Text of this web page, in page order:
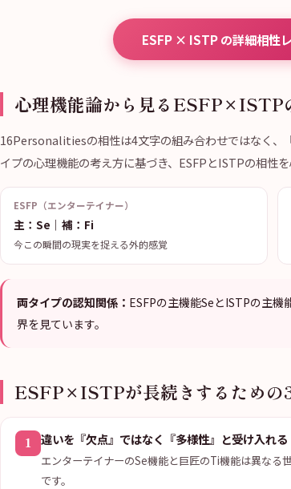
ESFP × ISTP の詳細相性
心理機能論から見るESFP×ISTP
16Personalitiesの相性は4文字の組み合わせではなく、
イプの心理機能の考え方に基づき、ESFPとISTPの相性
ESFP（エンターテイナー）
主：Se｜補：Fi
今この瞬間の現実を捉える外的感覚
両タイプの認知関係： ESFPの主機能SeとISTPの主
界を見ています。
ESFP×ISTPが長続きするための
1 違いを『欠点』ではなく『多様性』と受け入れる
エンターテイナーのSe機能と巨匠のTi機能は異なる
です。